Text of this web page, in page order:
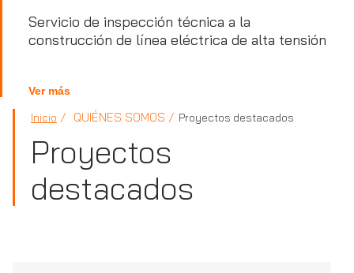
Servicio de inspección técnica a la
construcción de línea eléctrica de alta tensión
Ver más
Inicio QUIÉNES SOMOS Proyectos destacados
Proyectos
destacados